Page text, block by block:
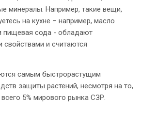
минералы. Например, такие вещи,
на кухне – например, масло
пищевая сода - обладают
и считаются
самым быстрорастущим
защиты растений, несмотря на то,
5% мирового рынка СЗР.